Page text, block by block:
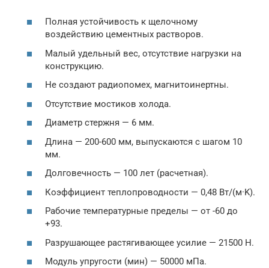
Полная устойчивость к щелочному
воздействию цементных растворов.
Малый удельный вес, отсутствие нагрузки на
конструкцию.
Не создают радиопомех, магнитоинертны.
Отсутствие мостиков холода.
Диаметр стержня — 6 мм.
Длина — 200-600 мм, выпускаются с шагом 10
мм.
Долговечность — 100 лет (расчетная).
Коэффициент теплопроводности — 0,48 Вт/(м·K).
Рабочие температурные пределы — от -60 до
+93.
Разрушающее растягивающее усилие — 21500 Н.
Модуль упругости (мин) — 50000 мПа.